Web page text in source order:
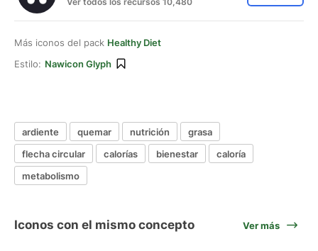
Más iconos del pack Healthy Diet
Estilo: Nawicon Glyph
ardiente quemar nutrición
grasa
flecha circular
calorías bienestar
caloría
metabolismo
Iconos con el mismo concepto Ver más